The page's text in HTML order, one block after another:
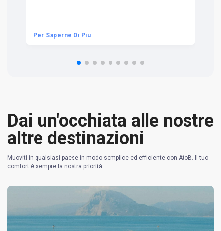
Per Saperne Di Più
Dai un'occhiata alle nostre
altre destinazioni
Muoviti in qualsiasi paese in modo semplice ed efficiente con AtoB. Il tuo
comfort è sempre la nostra priorità